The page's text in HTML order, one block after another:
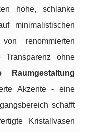
hohe, schlanke
minimalistischen
renommierten
Transparenz ohne
Raumgestaltung
Akzente - eine
schafft
Kristallvasen